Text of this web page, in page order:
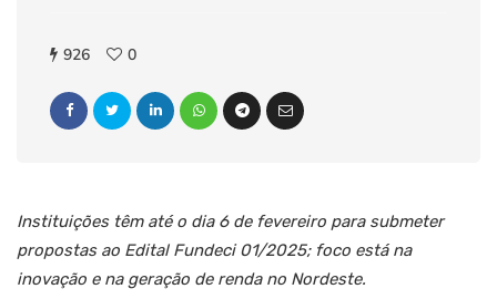
926 0
Instituições têm até o dia 6 de fevereiro para submeter
propostas ao Edital Fundeci 01/2025; foco está na
inovação e na geração de renda no Nordeste.